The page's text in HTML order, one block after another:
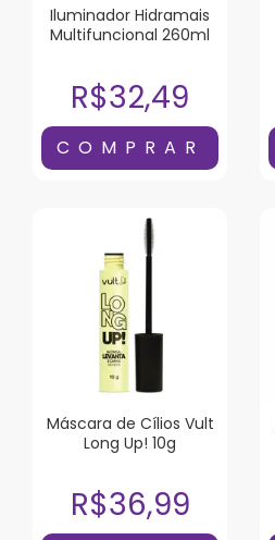
Iluminador Hidramais
Multifuncional 260ml
R$32,49
Máscara de Cílios Vult
Long Up! 10g
R$36,99